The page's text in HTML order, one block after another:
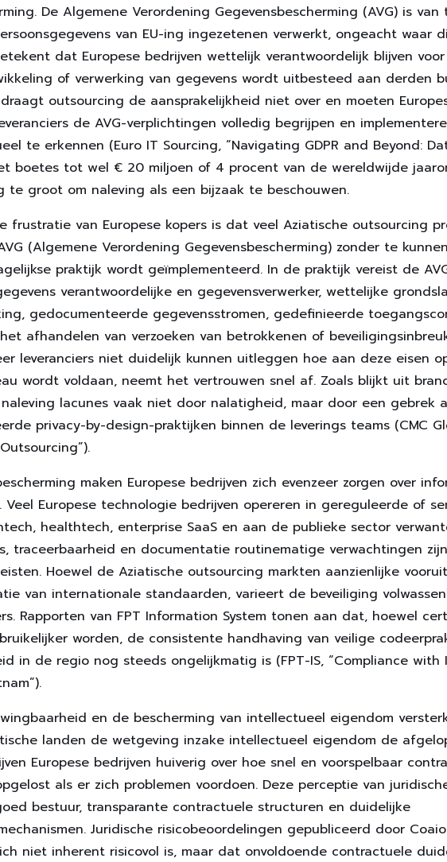
De Algemene Verordening Gegevensbescherming (AVG) is
van EU-ing ingezetenen verwerkt, ongeacht waar
dat Europese bedrijven wettelijk verantwoordelijk blijven
of verwerking van gegevens wordt uitbesteed aan derden
​​outsourcing de aansprakelijkheid niet over en moeten
de AVG-verplichtingen volledig begrijpen en
te erkennen (Euro IT Sourcing, “Navigating GDPR and Beyond:
boetes tot wel € 20 miljoen of 4 procent van de wereldwijde
te groot om naleving als een bijzaak te beschouwen.
frustratie van Europese kopers is dat veel Aziatische outsourcing
(Algemene Verordening Gegevensbescherming) zonder te
praktijk wordt geïmplementeerd. In de praktijk vereist de
verantwoordelijke en gegevensverwerker, wettelijke
gedocumenteerde gegevensstromen, gedefinieerde
afhandelen van verzoeken van betrokkenen of
leveranciers niet duidelijk kunnen uitleggen hoe aan deze eisen
wordt voldaan, neemt het vertrouwen snel af. Zoals blijkt uit
lacunes vaak niet door nalatigheid, maar door een gebrek
privacy-by-design-praktijken binnen de leverings teams (CMC
maken Europese bedrijven zich evenzeer zorgen over
Veel Europese technologie bedrijven opereren in gereguleerde of
healthtech, enterprise SaaS en aan de publieke sector
traceerbaarheid en documentatie routinematige verwachtingen
Hoewel de Aziatische outsourcing markten aanzienlijke
van internationale standaarden, varieert de beveiliging
Rapporten van FPT Information System tonen aan dat, hoewel
worden, de consistente handhaving van veilige
in de regio nog steeds ongelijkmatig is (FPT-IS, “Compliance with
en de bescherming van intellectueel eigendom
landen de wetgeving inzake intellectueel eigendom de
Europese bedrijven huiverig over hoe snel en voorspelbaar
als er zich problemen voordoen. Deze perceptie van
bestuur, transparante contractuele structuren en duidelijke
Juridische risicobeoordelingen gepubliceerd door
niet inherent risicovol is, maar dat onvoldoende contractuele